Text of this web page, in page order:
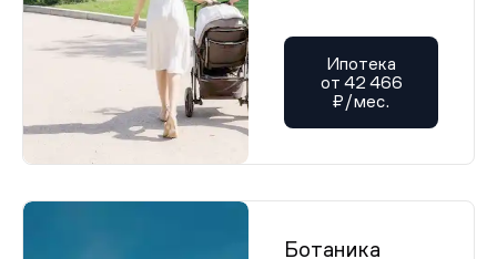
Ипотека
от 42 466
₽/мес.
Ботаника